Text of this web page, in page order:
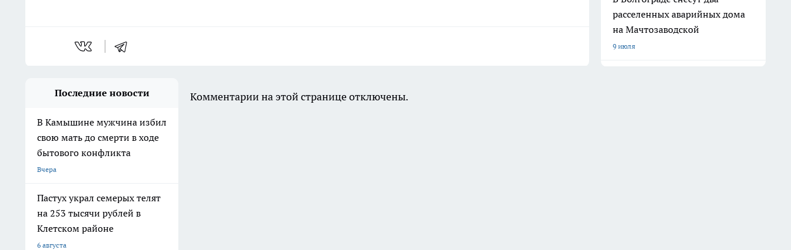
расселенных аварийных дома
на Мачтозаводской
9 июля
Последние новости
В Камышине мужчина избил
свою мать до смерти в ходе
бытового конфликта
Вчера
Пастух украл семерых телят
на 253 тысячи рублей в
Клетском районе
6 августа
Комментарии на этой странице отключены.